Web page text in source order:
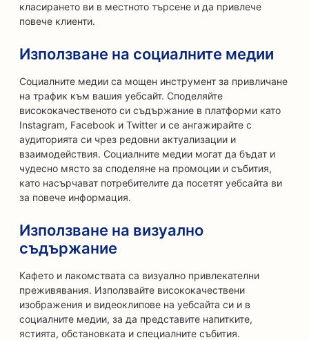
класирането ви в местното търсене и да привлече
повече клиенти.
Използване на социалните медии
Социалните медии са мощен инструмент за привличане
на трафик към вашия уебсайт. Споделяйте
висококачественото си съдържание в платформи като
Instagram, Facebook и Twitter и се ангажирайте с
аудиторията си чрез редовни актуализации и
взаимодействия. Социалните медии могат да бъдат и
чудесно място за споделяне на промоции и събития,
като насърчават потребителите да посетят уебсайта ви
за повече информация.
Използване на визуално
съдържание
Кафето и лакомствата са визуално привлекателни
преживявания. Използвайте висококачествени
изображения и видеоклипове на уебсайта си и в
социалните медии, за да представите напитките,
ястията, обстановката и специалните събития.